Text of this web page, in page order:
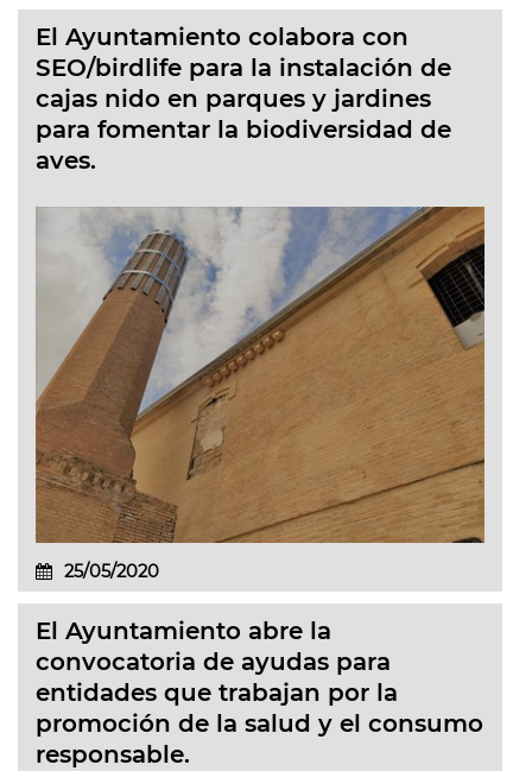
El Ayuntamiento colabora con
SEO/birdlife para la instalación de
cajas nido en parques y jardines
para fomentar la biodiversidad de
aves.
25/05/2020
El Ayuntamiento abre la
convocatoria de ayudas para
entidades que trabajan por la
promoción de la salud y el consumo
responsable.